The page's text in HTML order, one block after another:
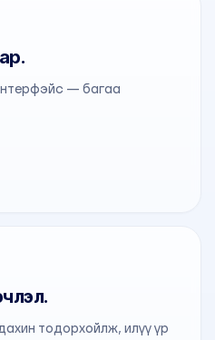
— багаа
тодорхойлж, илүү үр